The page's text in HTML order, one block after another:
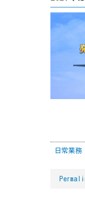
日常業務